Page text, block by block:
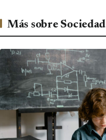
Más sobre Sociedad